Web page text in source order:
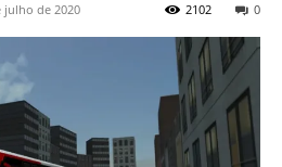
julho de 2020 0
2102